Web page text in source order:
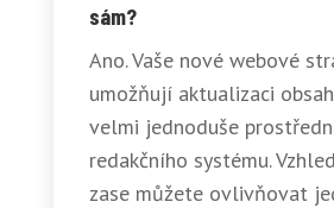
sám?
Ano. Vaše nové webové
umožňují aktualizaci
velmi jednoduše
redakčního systému.
zase můžete ovlivňovat